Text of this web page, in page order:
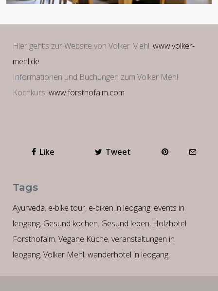
Hier geht’s zur Website von Volker Mehl.www.volker-
mehl.de
Informationen und Buchungen zum Volker Mehl
Kochkurs:www.forsthofalm.com
Like Tweet
Tags
Ayurveda, e-bike tour, e-biken in leogang, events in
leogang, Gesund kochen, Gesund leben, Holzhotel
Forsthofalm,Vegane Küche,veranstaltungen in
leogang,Volker Mehl,wanderhotel in leogang